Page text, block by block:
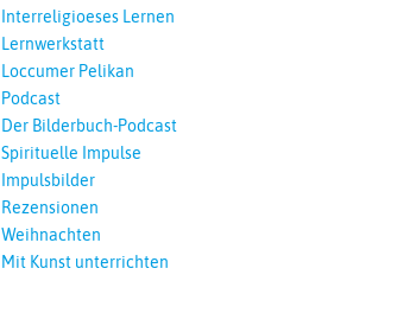
Interreligioeses Lernen
Lernwerkstatt
Loccumer Pelikan
Podcast
Der Bilderbuch-Podcast
Spirituelle Impulse
Impulsbilder
Rezensionen
Weihnachten
Mit Kunst unterrichten